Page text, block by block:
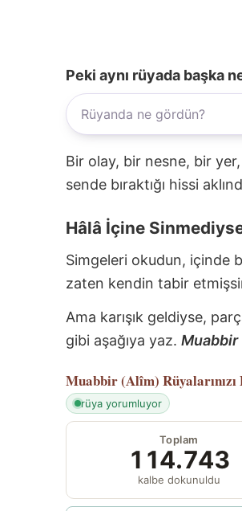
Peki aynı rüyada başka
Bir olay, bir nesne, bir
sende bıraktığı hissi
Hâlâ İçine
Simgeleri okudun, içinde
zaten kendin tabir
Ama karışık geldiyse,
gibi aşağıya yaz. Muabbir
Muabbir (Alîm)
rüya yorumluyor
Toplam
114.743
kalbe dokunuldu